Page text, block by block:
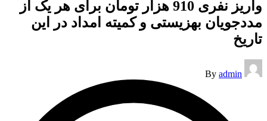
واریز نفری 910 هزار تومان برای هر یک از
مددجویان بهزیستی و کمیته امداد در این
تاریخ
Posted
by
By admin